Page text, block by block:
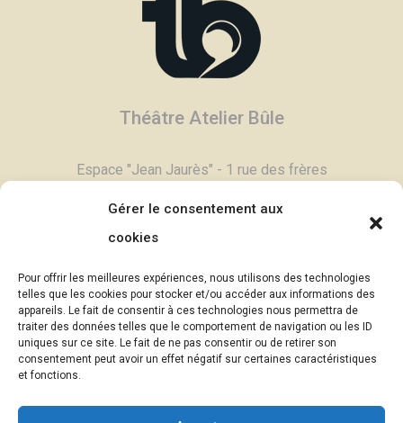
Gérer le consentement aux
cookies
Pour offrir les meilleures expériences, nous utilisons des technologies
telles que les cookies pour stocker et/ou accéder aux informations des
appareils. Le fait de consentir à ces technologies nous permettra de
traiter des données telles que le comportement de navigation ou les ID
uniques sur ce site. Le fait de ne pas consentir ou de retirer son
consentement peut avoir un effet négatif sur certaines caractéristiques
et fonctions.
Théâtre Atelier Bûle
Espace "Jean Jaurès" - 1 rue des frères
Email :contact@theatrebule.fr
InfosBûle, lettre d'informations >
© Théâtre Atelier Bûle - 2025